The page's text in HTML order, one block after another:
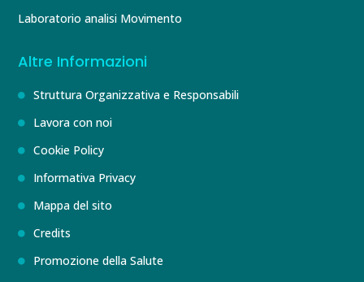
Laboratorio analisi Movimento
Altre Informazioni
Struttura Organizzativa e Responsabili
Lavora con noi
Cookie Policy
Informativa Privacy
Mappa del sito
Credits
Promozione della Salute